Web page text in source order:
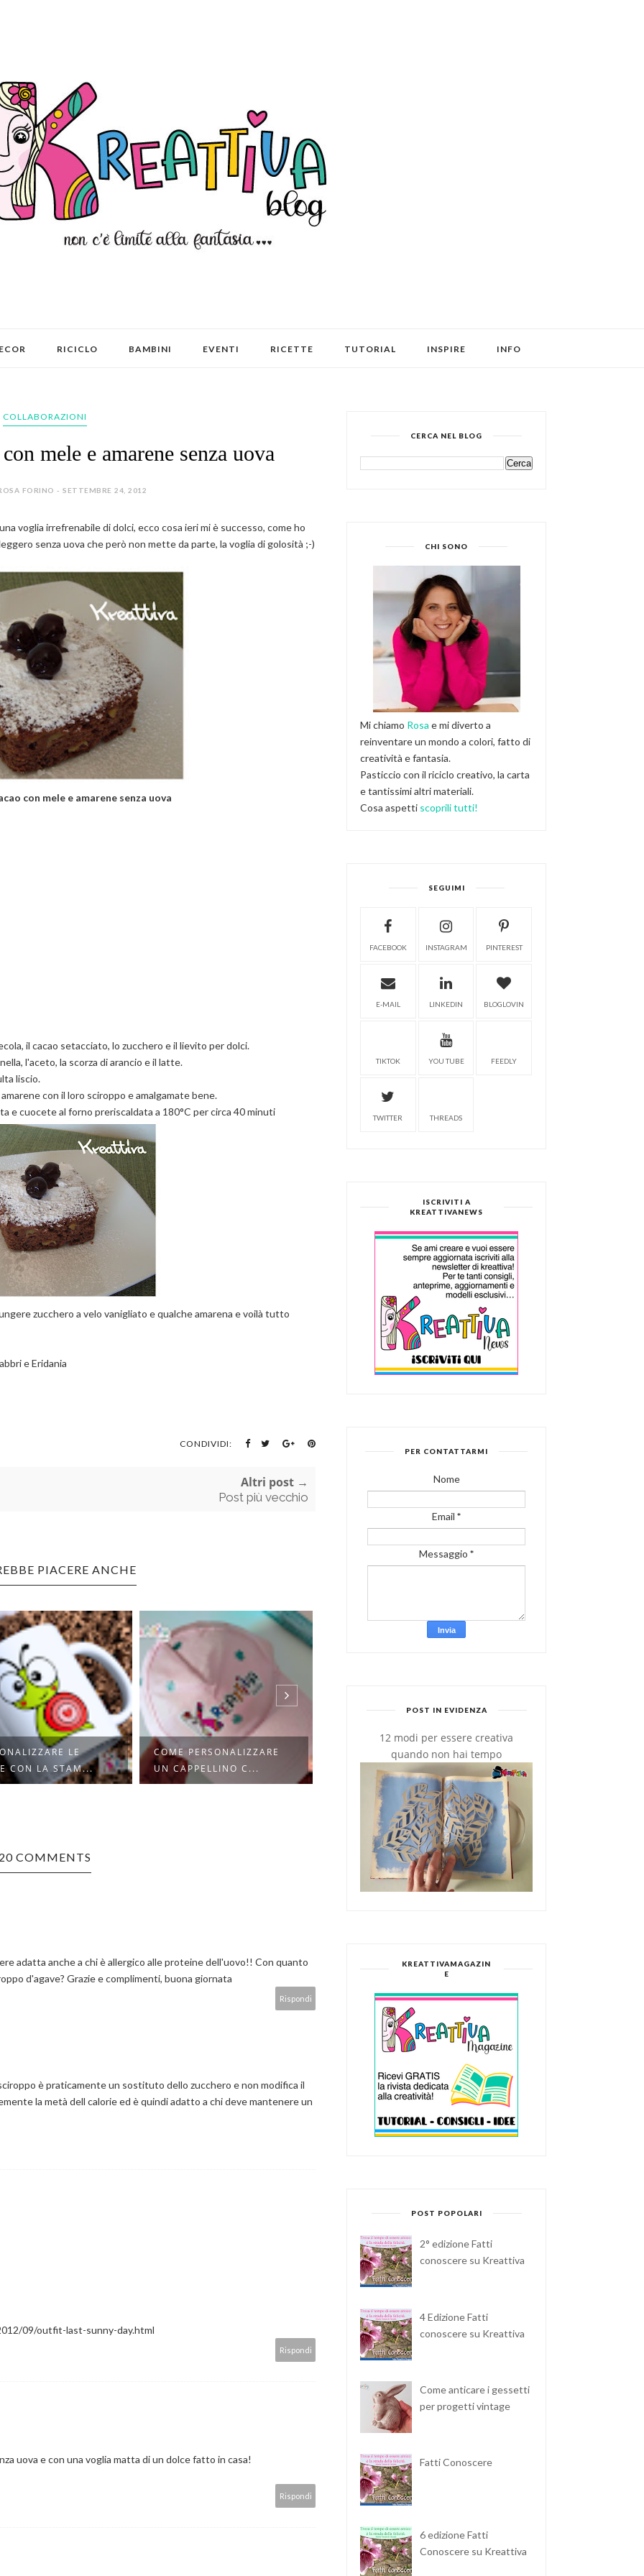
RICICLO BAMBINI EVENTI RICETTE TUTORIAL INSPIRE INFO
COLLABORAZIONI
mele e amarene senza uova
FORINO - SETTEMBRE 24, 2012
voglia irrefrenabile di dolci, ecco cosa ieri mi è successo, come ho
senza uova che però non mette da parte, la voglia di golosità ;-)
con mele e amarene senza uova
il cacao setacciato, lo zucchero e il lievito per dolci.
l'aceto, la scorza di arancio e il latte.
liscio.
con il loro sciroppo e amalgamate bene.
e cuocete al forno preriscaldata a 180°C per circa 40 minuti
zucchero a velo vanigliato e qualche amarena e voilà tutto
e Eridania
CONDIVIDI:
Altri post →
Post più vecchio
PIACERE ANCHE
LE
CON LA STAM...
COME PERSONALIZZARE
UN CAPPELLINO C...
MUG CAKE: DOLCE AL
MICROONDE IN 5 M...
BISCOTTI AL CIOCCOL...
20 COMMENTS
adatta anche a chi è allergico alle proteine dell'uovo!! Con quanto
d'agave? Grazie e complimenti, buona giornata
Rispondi
è praticamente un sostituto dello zucchero e non modifica il
la metà dell calorie ed è quindi adatto a chi deve mantenere un
09/outfit-last-sunny-day.html
Rispondi
uova e con una voglia matta di un dolce fatto in casa!
Rispondi
CERCA NEL BLOG
CHI SONO
Mi chiamo Rosa e mi diverto a
reinventare un mondo a colori, fatto di
creatività e fantasia.
Pasticcio con il riciclo creativo, la carta
e tantissimi altri materiali.
Cosa aspetti scoprili tutti!
SEGUIMI
FACEBOOK INSTAGRAM PINTEREST
E-MAIL LINKEDIN BLOGLOVIN
TIKTOK YOU TUBE FEEDLY
TWITTER THREADS
ISCRIVITI A
KREATTIVANEWS
PER CONTATTARMI
Nome
Email*
Messaggio*
POST IN EVIDENZA
12 modi per essere creativa
quando non hai tempo
KREATTIVAMAGAZIN
E
POST POPOLARI
2° edizione Fatti
conoscere su Kreattiva
4 Edizione Fatti
conoscere su Kreattiva
Come anticare i gessetti
per progetti vintage
Fatti Conoscere
6 edizione Fatti
Conoscere su Kreattiva